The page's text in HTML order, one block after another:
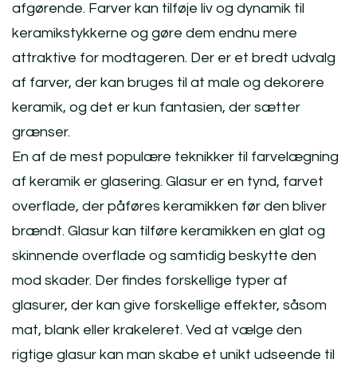
afgørende. Farver kan tilføje liv og dynamik til
keramikstykkerne og gøre dem endnu mere
attraktive for modtageren. Der er et bredt udvalg
af farver, der kan bruges til at male og dekorere
keramik, og det er kun fantasien, der sætter
grænser.
En af de mest populære teknikker til farvelægning
af keramik er glasering. Glasur er en tynd, farvet
overflade, der påføres keramikken før den bliver
brændt. Glasur kan tilføre keramikken en glat og
skinnende overflade og samtidig beskytte den
mod skader. Der findes forskellige typer af
glasurer, der kan give forskellige effekter, såsom
mat, blank eller krakeleret. Ved at vælge den
rigtige glasur kan man skabe et unikt udseende til